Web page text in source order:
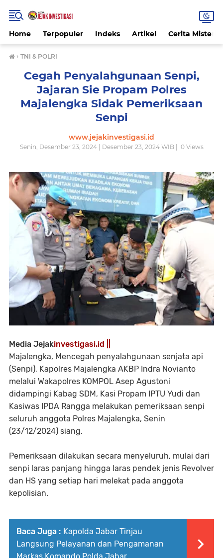
Home Terpopuler Indeks Artikel Cerita Misteri
› TNI & POLRI
Cegah Penyalahgunaan Senpi,
Jajaran Sie Propam Polres
Majalengka Sidak Pemeriksaan
Senpi
www.jejakinvestigasi.id
Senin, Desember 23, 2024 | Desember 23, 2024 WIB | 0Views
Media Jejakinvestigasi.id ||
Majalengka, Mencegah penyalahgunaan senjata api
(Senpi), Kapolres Majalengka AKBP Indra Novianto
melalui Wakapolres KOMPOL Asep Agustoni
didampingi Kabag SDM, Kasi Propam IPTU Yudi dan
Kasiwas IPDA Rangga melakukan pemeriksaan senpi
seluruh anggota Polres Majalengka, Senin
(23/12/2024) siang.
Pemeriksaan dilakukan secara menyeluruh, mulai dari
senpi laras panjang hingga laras pendek jenis Revolver
dan HS yang setiap hari melekat pada anggota
kepolisian.
Baca Juga : Kapolda Jabar Tinjau
Langsung Pelayanan dan Pengamanan